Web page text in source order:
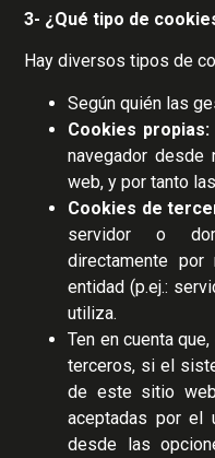
3- ¿Qué tipo de
Hay diversos tipos de
Según quién las
Cookies propias:
navegador desde
web, y por tanto
Cookies de
servidor o
directamente
entidad (p.ej.:
utiliza.
Ten en cuenta
terceros, si el
de este sitio
aceptadas por el
desde las